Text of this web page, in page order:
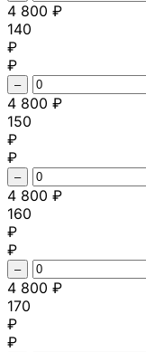
4 800 ₽
140
₽
₽
–
4 800 ₽
150
₽
₽
–
4 800 ₽
160
₽
₽
–
4 800 ₽
170
₽
₽